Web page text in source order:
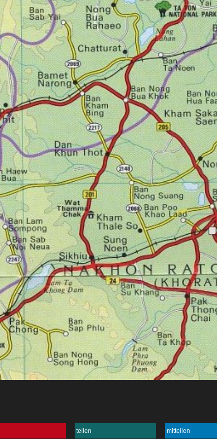
teilen mitteilen